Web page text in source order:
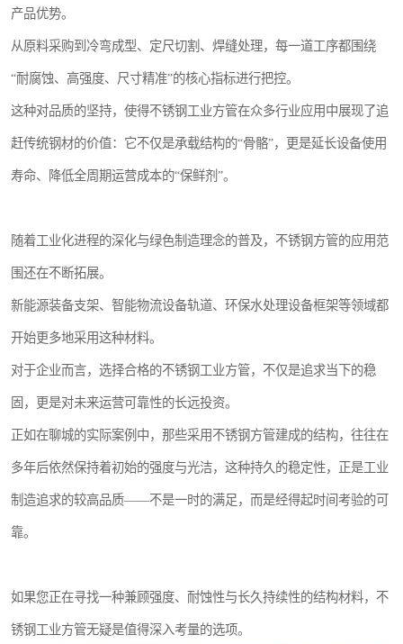
产品优势。
从原料采购到冷弯成型、定尺切割、焊缝处理，每一道工序都围绕
“耐腐蚀、高强度、尺寸精准”的核心指标进行把控。
这种对品质的坚持，使得不锈钢工业方管在众多行业应用中展现了追
赶传统钢材的价值：它不仅是承载结构的“骨骼”，更是延长设备使用
寿命、降低全周期运营成本的“保鲜剂”。
随着工业化进程的深化与绿色制造理念的普及，不锈钢方管的应用范
围还在不断拓展。
新能源装备支架、智能物流设备轨道、环保水处理设备框架等领域都
开始更多地采用这种材料。
对于企业而言，选择合格的不锈钢工业方管，不仅是追求当下的稳
固，更是对未来运营可靠性的长远投资。
正如在聊城的实际案例中，那些采用不锈钢方管建成的结构，往往在
多年后依然保持着初始的强度与光洁，这种持久的稳定性，正是工业
制造追求的较高品质——不是一时的满足，而是经得起时间考验的可
靠。
如果您正在寻找一种兼顾强度、耐蚀性与长久持续性的结构材料，不
锈钢工业方管无疑是值得深入考量的选项。